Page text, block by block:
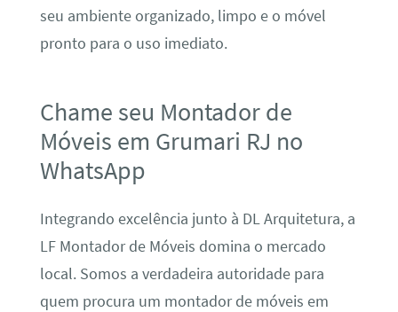
seu ambiente organizado, limpo e o móvel
pronto para o uso imediato.
Chame seu Montador de
Móveis em Grumari RJ no
WhatsApp
Integrando excelência junto à DL Arquitetura, a
LF Montador de Móveis domina o mercado
local. Somos a verdadeira autoridade para
quem procura um montador de móveis em